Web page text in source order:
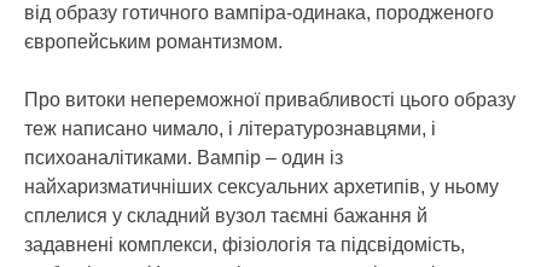
від образу готичного вампіра-одинака, породженого
європейським романтизмом.
Про витоки непереможної привабливості цього образу
теж написано чимало, і літературознавцями, і
психоаналітиками. Вампір – один із
найхаризматичніших сексуальних архетипів, у ньому
сплелися у складний вузол таємні бажання й
задавнені комплекси, фізіологія та підсвідомість,